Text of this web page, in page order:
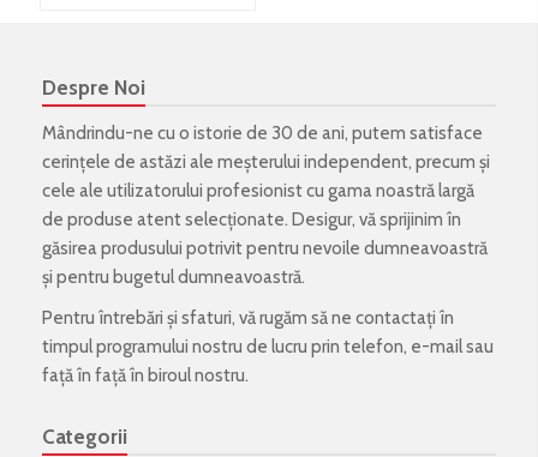
Despre Noi
Mândrindu-ne cu o istorie de 30 de ani, putem satisface
cerințele de astăzi ale meșterului independent, precum și
cele ale utilizatorului profesionist cu gama noastră largă
de produse atent selecționate. Desigur, vă sprijinim în
găsirea produsului potrivit pentru nevoile dumneavoastră
și pentru bugetul dumneavoastră.
Pentru întrebări și sfaturi, vă rugăm să ne contactați în
timpul programului nostru de lucru prin telefon, e-mail sau
față în față în biroul nostru.
Categorii